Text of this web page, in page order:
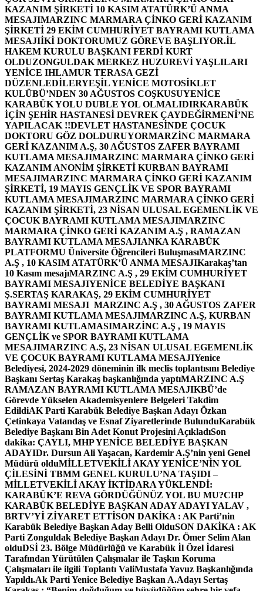
KAZANIM ŞİRKETİ 10 KASIM ATATÜRK’Ü ANMA
MESAJIMARZINC MARMARA ÇİNKO GERİ KAZANIM
ŞİRKETİ 29 EKİM CUMHURİYET BAYRAMI KUTLAMA
MESAJIİKİ DOKTORUMUZ GÖREVE BAŞLIYOR.İL
HAKEM KURULU BAŞKANI FERDİ KURT
OLDUZONGULDAK MERKEZ HUZUREVİ YAŞLILARI
YENİCE IHLAMUR TERASA GEZİ
DÜZENLEDİLERYEŞİL YENİCE MOTOSİKLET
KULÜBÜ’NDEN 30 AĞUSTOS COŞKUSUYENİCE
KARABÜK YOLU DUBLE YOL OLMALIDIRKARABÜK
İÇİN ŞEHİR HASTANESİ DEVREK ÇAYDEĞİRMENİ’NE
YAPILACAK !!DEVLET HASTANESİNDE ÇOCUK
DOKTORU GÖZ DOLDURUYORMARZİNC MARMARA
GERİ KAZANIM A.Ş, 30 AĞUSTOS ZAFER BAYRAMI
KUTLAMA MESAJIMARZINC MARMARA ÇİNKO GERİ
KAZANIM ANONİM ŞİRKETİ KURBAN BAYRAMI
MESAJIMARZINC MARMARA ÇİNKO GERİ KAZANIM
ŞİRKETİ, 19 MAYIS GENÇLİK VE SPOR BAYRAMI
KUTLAMA MESAJIMARZINC MARMARA ÇİNKO GERİ
KAZANIM ŞİRKETİ, 23 NİSAN ULUSAL EGEMENLİK VE
ÇOCUK BAYRAMI KUTLAMA MESAJIMARZINC
MARMARA ÇİNKO GERİ KAZANIM A.Ş , RAMAZAN
BAYRAMI KUTLAMA MESAJIANKA KARABÜK
PLATFORMU Üniversite Öğrencileri BuluşmasıMARZINC
A.Ş , 10 KASIM ATATÜRK’Ü ANMA MESAJIKarakaş’tan
10 Kasım mesajıMARZINC A.Ş , 29 EKİM CUMHURİYET
BAYRAMI MESAJIYENİCE BELEDİYE BAŞKANI
Ş.SERTAŞ KARAKAŞ, 29 EKİM CUMHURİYET
BAYRAMI MESAJI MARZINC A.Ş , 30 AĞUSTOS ZAFER
BAYRAMI KUTLAMA MESAJIMARZINC A.Ş, KURBAN
BAYRAMI KUTLAMASIMARZİNC A.Ş , 19 MAYIS
GENÇLİK ve SPOR BAYRAMI KUTLAMA
MESAJIMARZINC A.Ş, 23 NİSAN ULUSAL EGEMENLİK
VE ÇOCUK BAYRAMI KUTLAMA MESAJIYenice
Belediyesi, 2024-2029 döneminin ilk meclis toplantısını Belediye
Başkanı Sertaş Karakaş başkanlığında yaptıMARZINC A.Ş
RAMAZAN BAYRAMI KUTLAMA MESAJIKBÜ’de
Görevde Yükselen Akademisyenlere Belgeleri Takdim
EdildiAK Parti Karabük Belediye Başkan Adayı Özkan
Çetinkaya Vatandaş ve Esnaf Ziyaretlerinde BulunduKarabük
Belediye Başkanı Bin Adet Konut Projesini AçıkladıSon
dakika: ÇAYLI, MHP YENİCE BELEDİYE BAŞKAN
ADAYIDr. Dursun Ali Yaşacan, Kardemir A.Ş’nin yeni Genel
Müdürü olduMİLLETVEKİLİ AKAY YENİCE’NİN YOL
ÇİLESİNİ TBMM GENEL KURULU’NA TAŞIDI –
MİLLETVEKİLİ AKAY İKTİDARA YÜKLENDİ:
KARABÜK’E REVA GÖRDÜĞÜNÜZ YOL BU MU?CHP
KARABÜK BELEDİYE BAŞKAN ADAY ADAYI YALAV ,
BRTV’Yİ ZİYARET ETTİSON DAKİKA : AK Parti’nin
Karabük Belediye Başkan Aday Belli OlduSON DAKİKA : AK
Parti Zonguldak Belediye Başkan Adayı Dr. Ömer Selim Alan
olduDSİ 23. Bölge Müdürlüğü ve Karabük İl Özel İdaresi
Tarafından Yürütülen Çalışmalar ile Taşkın Koruma
Çalışmaları ile ilgili Toplantı ValiMustafa Yavuz Başkanlığında
Yapıldı.Ak Parti Yenice Belediye Başkan A.Adayı Sertaş